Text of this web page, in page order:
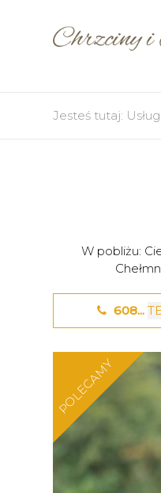
Jesteś tutaj:
W pobliżu:
608...
POLECAMY